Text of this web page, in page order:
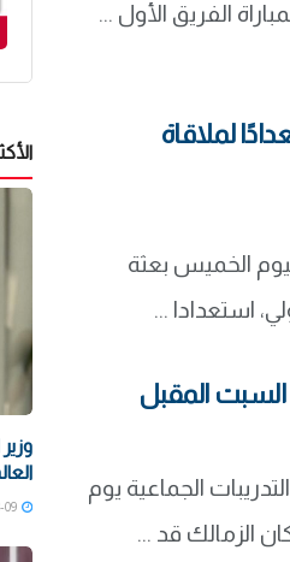
لملاقاة
الخميس بعثة
استعدادا ...
السبت المقبل
الجماعية يوم
الزمالك قد ...
2026-08-09